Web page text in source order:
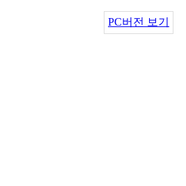
PC버전 보기